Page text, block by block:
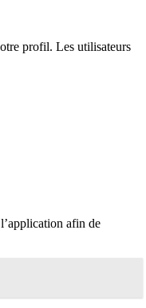
profil. Les utilisateurs
afin de